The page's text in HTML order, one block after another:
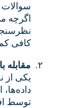
سوالات
اگرچه
کافی
۲.
مقابله
یکی از
داده‌ها،
توسط